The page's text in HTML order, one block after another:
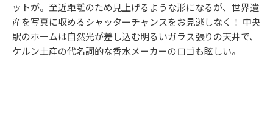
ットが。至近距離のため見上げるような形になるが、世界遺
産を写真に収めるシャッターチャンスをお見逃しなく！ 中央
駅のホームは自然光が差し込む明るいガラス張りの天井で、
ケルン土産の代名詞的な香水メーカーのロゴも眩しい。